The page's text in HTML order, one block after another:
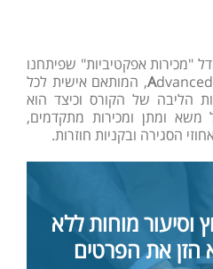
"מכירות אפקטיביות" שפיתחנו
Advanced onsulting, המותאם אישית לכל
הליבה של הקורס וכיצד הוא
משא ומתן ומכירות מתקדמים,
הסגירה ובקניות חוזרות.
וסיעור מוחות ללא
הזן את הפרטים